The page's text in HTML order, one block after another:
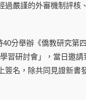
過嚴謹的外審機制評
分舉辦《僑教研究第
習研討會」，當日邀
簽名，除共同見證新